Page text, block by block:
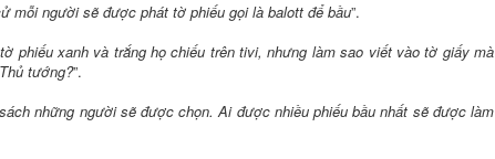
mỗi người sẽ được phát tờ phiếu gọi là balott để bầu”.
phiếu xanh và trắng họ chiếu trên tivi, nhưng làm sao viết vào tờ giấy mà
tướng?”.
những người sẽ được chọn. Ai được nhiều phiếu bầu nhất sẽ được làm